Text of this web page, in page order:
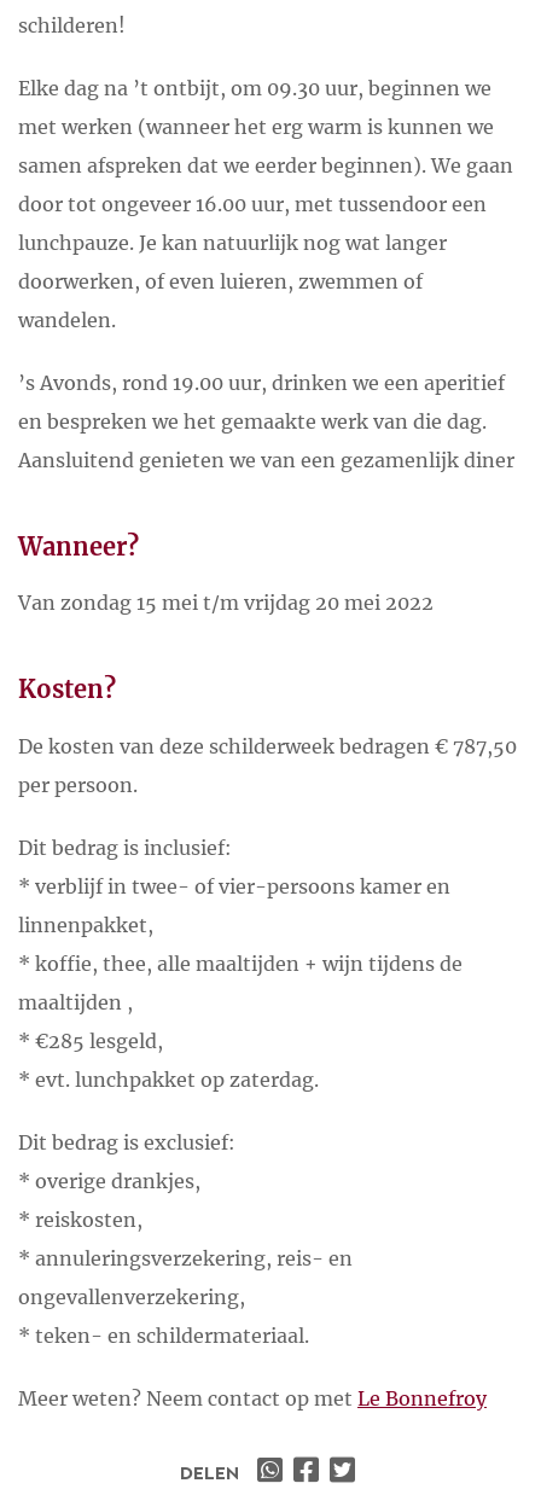
schilderen!
Elke dag na ’t ontbijt, om 09.30 uur, beginnen we
met werken (wanneer het erg warm is kunnen we
samen afspreken dat we eerder beginnen). We gaan
door tot ongeveer 16.00 uur, met tussendoor een
lunchpauze. Je kan natuurlijk nog wat langer
doorwerken, of even luieren, zwemmen of
wandelen.
’s Avonds, rond 19.00 uur, drinken we een aperitief
en bespreken we het gemaakte werk van die dag.
Aansluitend genieten we van een gezamenlijk diner
Wanneer?
Van zondag 15 mei t/m vrijdag 20 mei 2022
Kosten?
De kosten van deze schilderweek bedragen € 787,50
per persoon.
Dit bedrag is inclusief:
* verblijf in twee- of vier-persoons kamer en
linnenpakket,
* koffie, thee, alle maaltijden + wijn tijdens de
maaltijden ,
* €285 lesgeld,
* evt. lunchpakket op zaterdag.
Dit bedrag is exclusief:
* overige drankjes,
* reiskosten,
* annuleringsverzekering, reis- en
ongevallenverzekering,
* teken- en schildermateriaal.
Meer weten? Neem contact op met Le Bonnefroy
DELEN